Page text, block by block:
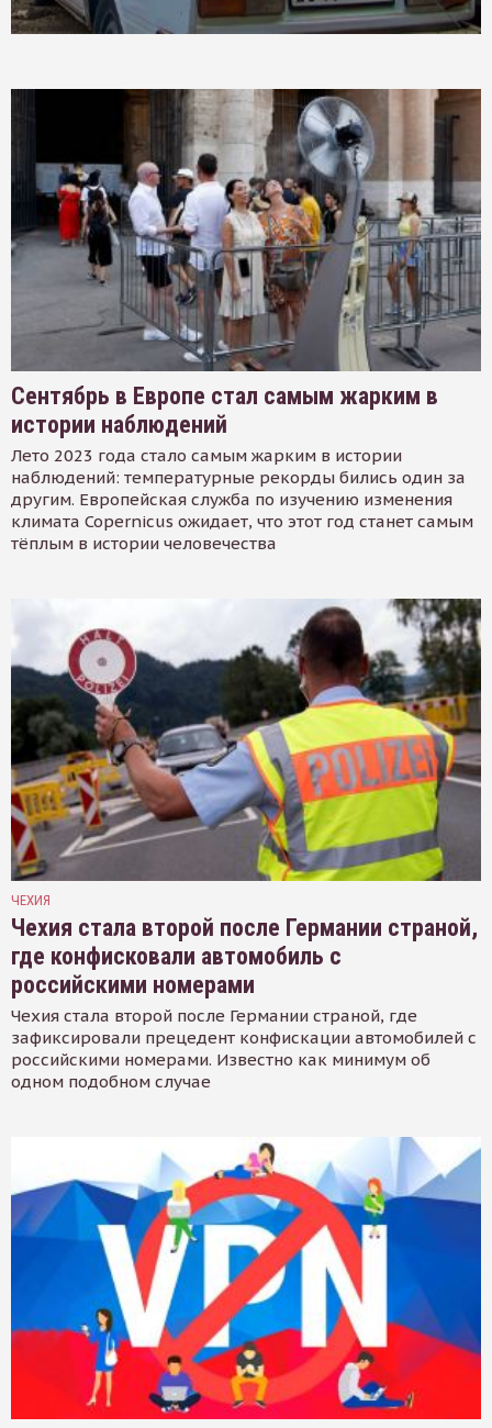
Сентябрь в Европе стал самым жарким в
истории наблюдений
Лето 2023 года стало самым жарким в истории
наблюдений: температурные рекорды бились один за
другим. Европейская служба по изучению изменения
климата Copernicus ожидает, что этот год станет самым
тёплым в истории человечества
ЧЕХИЯ
Чехия стала второй после Германии страной,
где конфисковали автомобиль с
российскими номерами
Чехия стала второй после Германии страной, где
зафиксировали прецедент конфискации автомобилей с
российскими номерами. Известно как минимум об
одном подобном случае